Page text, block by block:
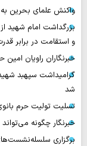
واکنش علمای بحرین
بزرگداشت امام شهید
و استقامت در برابر
خبرنگاران راویان
گرامیداشت سپهبد
شد
تسلیت تولیت حرم
خبرنگار چگونه
برگزاری